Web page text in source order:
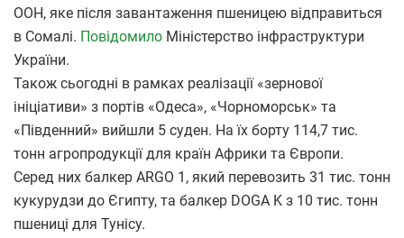
ООН, яке після завантаження пшеницею відправиться
в Сомалі. Повідомило Міністерство інфраструктури
України.
Також сьогодні в рамках реалізації «зернової
ініціативи» з портів «Одеса», «Чорноморськ» та
«Південний» вийшли 5 суден. На їх борту 114,7 тис.
тонн агропродукції для країн Африки та Європи.
Серед них балкер ARGO 1, який перевозить 31 тис. тонн
кукурудзи до Єгипту, та балкер DOGA K з 10 тис. тонн
пшениці для Тунісу.